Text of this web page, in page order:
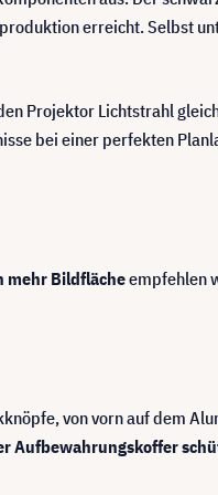
erreicht. Selbst
Projektor Lichtstrahl
bei einer perfekten
mehr Bildflächeempfehlen
von vorn auf dem
Aufbewahrungskoffer